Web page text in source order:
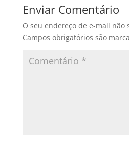
Enviar Comentário
O seu endereço de e-mail não
Campos obrigatórios são